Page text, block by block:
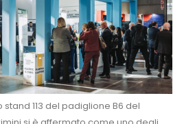
113 del padiglione B6 del